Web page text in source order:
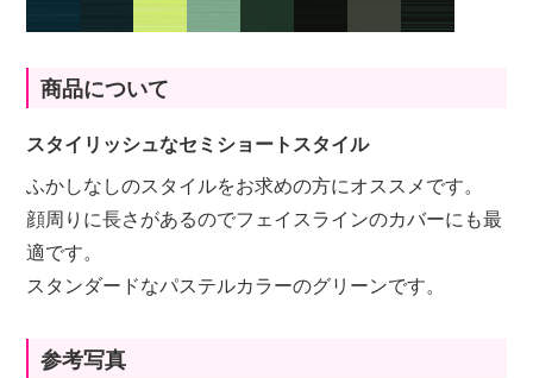
商品について
スタイリッシュなセミショートスタイル
ふかしなしのスタイルをお求めの方にオススメです。
顔周りに長さがあるのでフェイスラインのカバーにも最
適です。
スタンダードなパステルカラーのグリーンです。
参考写真